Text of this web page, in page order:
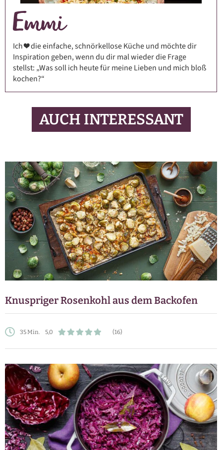
Ich ❤️ die einfache, schnörkellose Küche und möchte dir
Inspiration geben, wenn du dir mal wieder die Frage
stellst: „Was soll ich heute für meine Lieben und mich bloß
kochen?“
AUCH INTERESSANT
Knuspriger Rosenkohl aus dem Backofen
35 Min. 5,0 (16)